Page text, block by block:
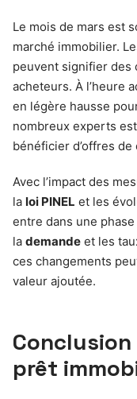
Le mois de mars est
marché immobilier.
peuvent signifier des
acheteurs. À l’heure
en légère hausse
nombreux experts
bénéficier d’offres
Avec l’impact des
la loi PINEL et les
entre dans une
la demande et les
ces changements
valeur ajoutée.
prêt